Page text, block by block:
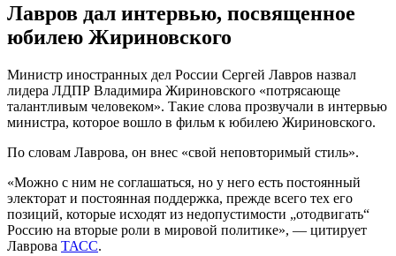
Лавров дал интервью, посвященное
юбилею Жириновского
Министр иностранных дел России Сергей Лавров назвал
лидера ЛДПР Владимира Жириновского «потрясающе
талантливым человеком». Такие слова прозвучали в интервью
министра, которое вошло в фильм к юбилею Жириновского.
По словам Лаврова, он внес «свой неповторимый стиль».
«Можно с ним не соглашаться, но у него есть постоянный
электорат и постоянная поддержка, прежде всего тех его
позиций, которые исходят из недопустимости „отодвигать“
Россию на вторые роли в мировой политике», — цитирует
Лаврова ТАСС.